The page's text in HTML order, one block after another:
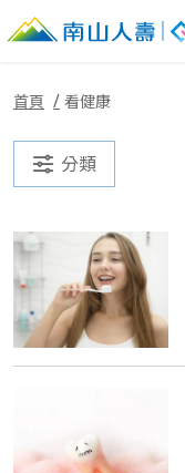
首頁 看健康
分類